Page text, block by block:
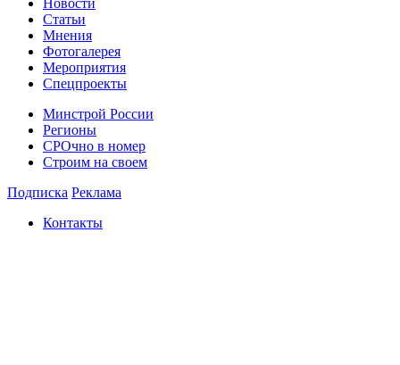
Новости
Статьи
Мнения
Фотогалерея
Мероприятия
Спецпроекты
Минстрой России
Регионы
СРОчно в номер
Строим на своем
Подписка Реклама
Контакты